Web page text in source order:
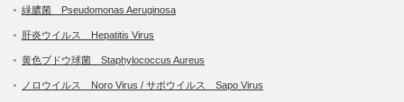
緑膿菌 Pseudomonas Aeruginosa
肝炎ウイルス Hepatitis Virus
黄色ブドウ球菌 Staphylococcus Aureus
ノロウイルス Noro Virus / サポウイルス Sapo Virus